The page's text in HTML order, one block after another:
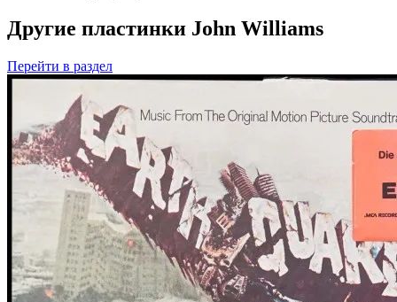
Другие пластинки John Williams
Перейти в раздел